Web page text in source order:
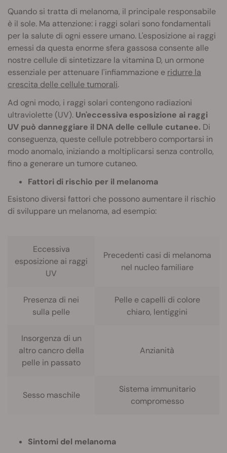
Quando si tratta di melanoma, il principale responsabile
è il sole. Ma attenzione: i raggi solari sono fondamentali
per la salute di ogni essere umano. L'esposizione ai raggi
emessi da questa enorme sfera gassosa consente alle
nostre cellule di sintetizzare la vitamina D, un ormone
essenziale per attenuare l'infiammazione e ridurre la
crescita delle cellule tumorali.
Ad ogni modo, i raggi solari contengono radiazioni
ultraviolette (UV). Un'eccessiva esposizione ai raggi
UV può danneggiare il DNA delle cellule cutanee. Di
conseguenza, queste cellule potrebbero comportarsi in
modo anomalo, iniziando a moltiplicarsi senza controllo,
fino a generare un tumore cutaneo.
Fattori di rischio per il melanoma
Esistono diversi fattori che possono aumentare il rischio
di sviluppare un melanoma, ad esempio:
Eccessiva
esposizione ai raggi
UV
Precedenti casi di melanoma
nel nucleo familiare
Presenza di nei
sulla pelle
Pelle e capelli di colore
chiaro, lentiggini
Insorgenza di un
altro cancro della
pelle in passato
Anzianità
Sesso maschile
Sistema immunitario
compromesso
Sintomi del melanoma